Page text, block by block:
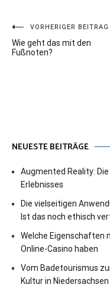
VORHERIGER BEITRAG
Wie geht das mit den
Fußnoten?
NEUESTE BEITRÄGE
Augmented Reality:
Erlebnisses
Die vielseitigen
Ist das noch ethisch
Welche Eigenschaften
Online-Casino haben
Vom Badetourismus
Kultur in Niedersachsen